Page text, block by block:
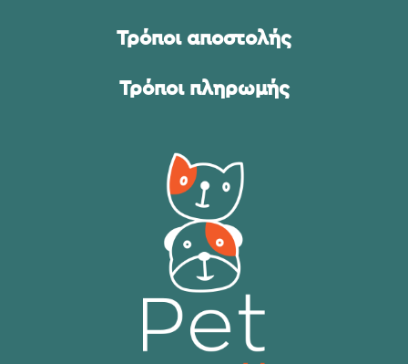
Τρόποι αποστολής
Τρόποι πληρωμής